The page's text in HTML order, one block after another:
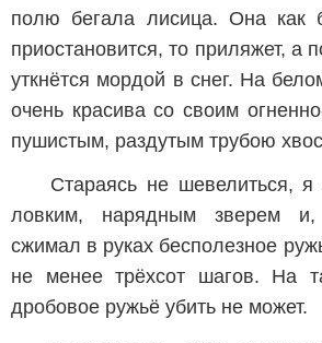
полю бегала лисица. Она как
приостановится, то приляжет, а
уткнётся мордой в снег. На
очень красива со своим
пушистым, раздутым трубою
Стараясь не шевелиться,
ловким, нарядным зверем
сжимал в руках бесполезное
не менее трёхсот шагов. На
дробовое ружьё убить не может.